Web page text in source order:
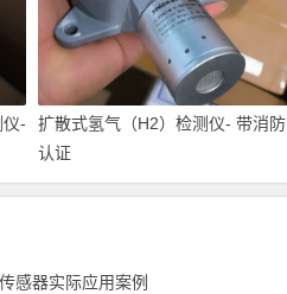
-
扩散式氢气（H2）检测仪- 带消防
认证
感器实际应用案例